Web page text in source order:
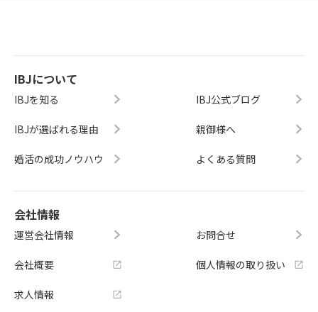
IBJについて
IBJを知る
IBJが選ばれる理由
婚活の成功ノウハウ
IBJ公式ブログ
親御様へ
よくある質問
会社情報
運営会社情報
会社概要
求人情報
お問合せ
個人情報の取り扱い